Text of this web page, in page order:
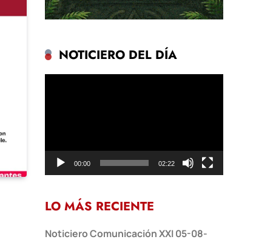
NOTICIERO DEL DÍA
00:00 02:22
LO MÁS RECIENTE
Noticiero Comunicación XXI 05-08-